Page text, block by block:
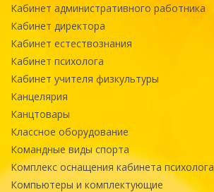
Кабинет административного работника
Кабинет директора
Кабинет естествознания
Кабинет психолога
Кабинет учителя физкультуры
Канцелярия
Канцтовары
Классное оборудование
Командные виды спорта
Комплекс оснащения кабинета психолога
Компьютеры и комплектующие